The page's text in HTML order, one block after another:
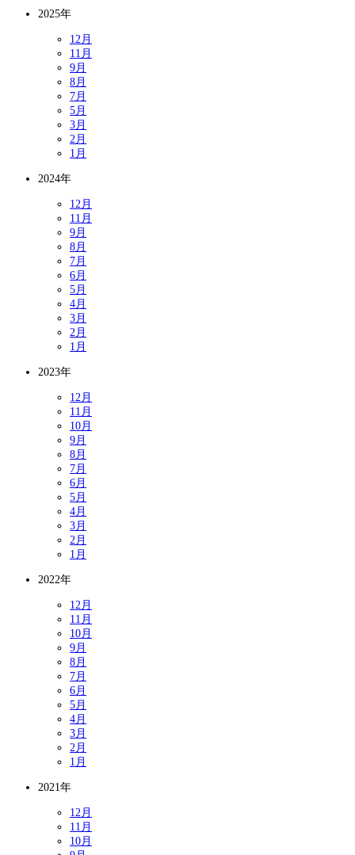
2025年
12月
11月
9月
8月
7月
5月
3月
2月
1月
2024年
12月
11月
9月
8月
7月
6月
5月
4月
3月
2月
1月
2023年
12月
11月
10月
9月
8月
7月
6月
5月
4月
3月
2月
1月
2022年
12月
11月
10月
9月
8月
7月
6月
5月
4月
3月
2月
1月
2021年
12月
11月
10月